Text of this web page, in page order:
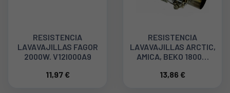
RESISTENCIA
LAVAVAJILLAS FAGOR
2000W. V12I000A9
11,97 €
RESISTENCIA
LAVAVAJILLAS ARCTIC,
AMICA, BEKO 1800W
13,86 €